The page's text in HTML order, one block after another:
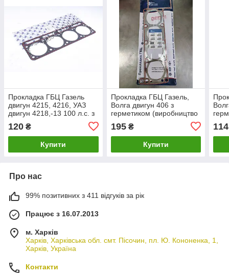
Прокладка ГБЦ Газель
двигун 4215, 4216, УАЗ
двигун 4218,-13 100 л.с. з
Престиж)
120 ₴
Купити
Прокладка ГБЦ Газель,
Волга двигун 406 з
герметиком (виробництво
195₴
Купити
114
Про нас
99% позитивних з 411 відгуків за рік
Працює з 16.07.2013
м. Харків
Харків, Харківська обл. смт. Пісочин, пл. Ю. Кононенка, 1,
Харків, Україна
Контакти